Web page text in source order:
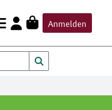
Anmelden